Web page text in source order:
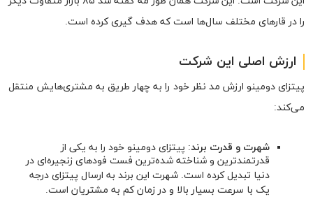
را در قارهای مختلف سال‌ها است که هدف گیری کرده است.
ارزش اصلی این شرکت
پیتزای دومینو ارزش مد نظر خود را به چهار طریق به مشتری‌هایش منتقل
می‌کند:
شهرت و قدرت برند: پیتزای دومینو خود را به یکی از
قدرتمندترین و شناخته شده‌ترین فست فودهای زنجیره‌ای در
دنیا تبدیل کرده است. شهرت این برند به ارسال پیتزای درجه
یک با سرعت بسیار بالا و در زمان کم به مشتریان است.